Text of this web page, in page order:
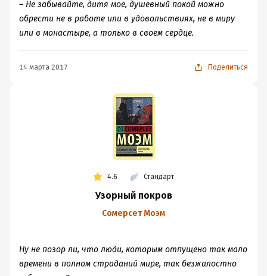
– Не забывайте, дитя мое, душевный покой можно
обрести не в работе или в удовольствиях, не в миру
или в монастыре, а только в своем сердце.
14 марта 2017 Поделиться
4.6 Стандарт
Узорный покров
Сомерсет Моэм
Ну не позор ли, что люди, которым отпущено так мало
времени в полном страданий мире, так безжалостно